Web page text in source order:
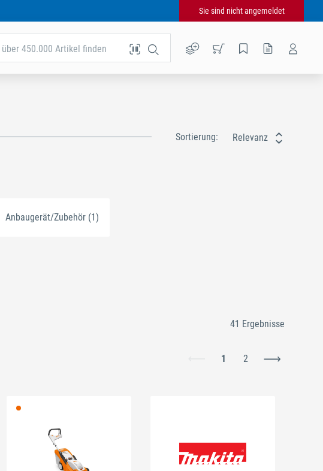
Sie sind nicht angemeldet
450.000 Artikel finden
Sortierung: Relevanz
Anbaugerät/Zubehör (1)
41 Ergebnisse
1 2